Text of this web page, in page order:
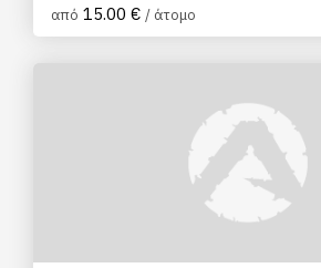
από 15.00 € / άτομο